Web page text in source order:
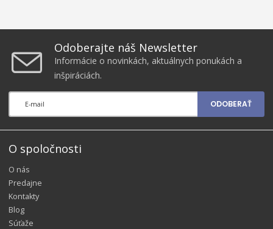
Odoberajte náš Newsletter
Informácie o novinkách, aktuálnych ponukách a
inšpiráciách.
ODOBERAŤ
O spoločnosti
O nás
Predajne
Kontakty
Blog
Súťaže